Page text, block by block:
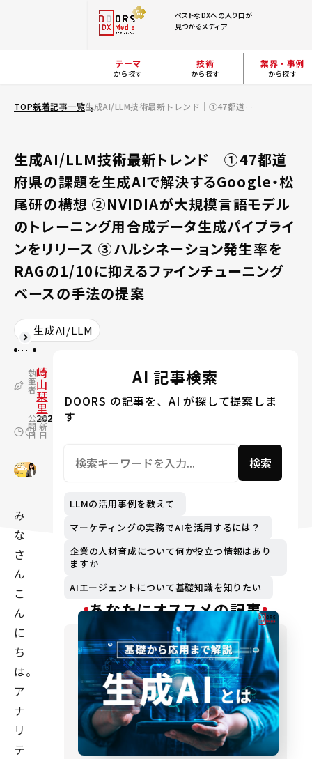
ベストなDXへの入り口が
見つかるメディア
テーマ
から探す
技術
から探す
業界・事例
から探す
TOP新着記事一覧 生成AI/LLM技術最新トレンド｜①47都道府県の課題を生成AIで解決するGoogle・松尾研の構想 ②NVIDIAが大規模言語モデルのトレーニング用合成データ生成パイプラインをリリース ③ハルシネーション発生率をRAGの1/10に抑えるファインチューニングベースの手法の提案
生成AI/LLM技術最新トレンド｜①47都道
府県の課題を生成AIで解決するGoogle・松
尾研の構想 ②NVIDIAが大規模言語モデル
のトレーニング用合成データ生成パイプライ
ンをリリース ③ハルシネーション発生率を
RAGの1/10に抑えるファインチューニング
ベースの手法の提案
生成AI/LLM
執
筆
者
崎
山
栞
里
公
開
日
2024.07.10
更
新
日
2024.09.04
み
な
さ
ん
こ
ん
に
ち
は。
ア
ナ
リ
テ
AI 記事検索
DOORS の記事を、AI が探して提案しま
す
検索
LLMの活用事例を教えて
マーケティングの実務でAIを活用するには？
企業の人材育成について何か役立つ情報はあり
ますか
AIエージェントについて基礎知識を知りたい
あなたにオススメの記事